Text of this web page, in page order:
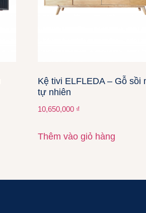
Kệ tivi ELFLEDA – Gỗ sồi
tự nhiên
10,650,000 ₫
Thêm vào giỏ hàng